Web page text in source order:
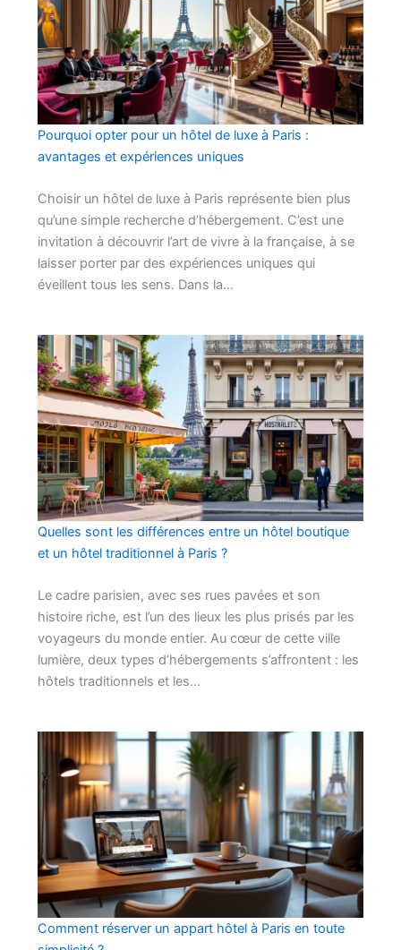
Pourquoi opter pour un hôtel de luxe à Paris :
avantages et expériences uniques
Choisir un hôtel de luxe à Paris représente bien plus
qu’une simple recherche d’hébergement. C’est une
invitation à découvrir l’art de vivre à la française, à se
laisser porter par des expériences uniques qui
éveillent tous les sens. Dans la…
Quelles sont les différences entre un hôtel boutique
et un hôtel traditionnel à Paris ?
Le cadre parisien, avec ses rues pavées et son
histoire riche, est l’un des lieux les plus prisés par les
voyageurs du monde entier. Au cœur de cette ville
lumière, deux types d’hébergements s’affrontent : les
hôtels traditionnels et les…
Comment réserver un appart hôtel à Paris en toute